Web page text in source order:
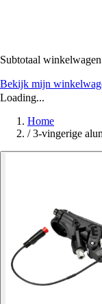
Subtotaal winkelwagen
Bekijk mijn
Loading...
Home
/ 3-vingerige